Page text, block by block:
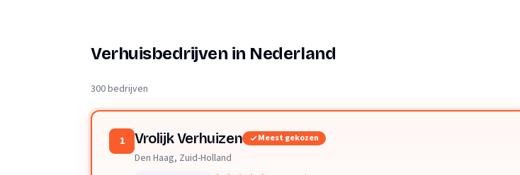
Verhuisplanner
Verhuisbedrijven in Nederland
300 bedrijven
1 Vrolijk Verhuizen Meest gekozen
Den Haag, Zuid-Holland